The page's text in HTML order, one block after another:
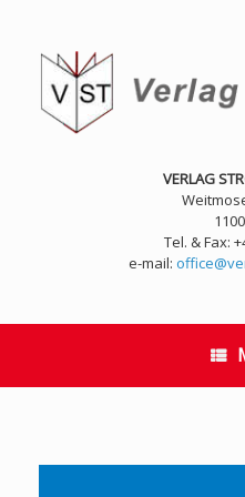
springen
VERLAG
Tel. & Fax:
e-mail: